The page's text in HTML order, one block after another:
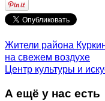
Жители района
на свежем воздухе
Центр культуры и
А ещё у нас есть